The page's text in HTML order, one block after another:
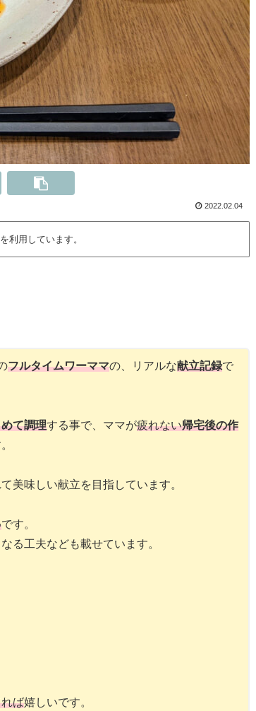
2022.02.04
利用しています。
フルタイムワーママの、リアルな献立記録で
て調理する事で、ママが疲れない帰宅後の作
美味しい献立を目指しています。
です。
る工夫なども載せています。
ば嬉しいです。